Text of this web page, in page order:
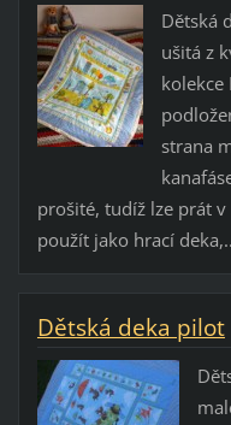
Dětská
ušitá z
kolekce
strana
prošité, tudíž lze prát v
použít jako hrací
Dětská deka pilot